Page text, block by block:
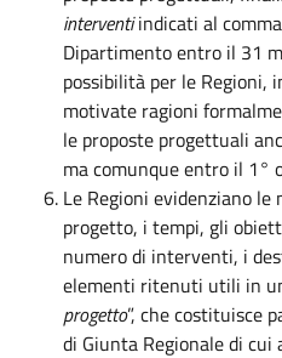
interventiindicati al
Dipartimento entro il 31
possibilità per le Regioni,
motivate ragioni
le proposte progettuali
ma comunque entro il 1°
Le Regioni evidenziano
progetto, i tempi, gli
numero di interventi, i
elementi ritenuti utili in
progetto”, che costituisce
di Giunta Regionale di cui